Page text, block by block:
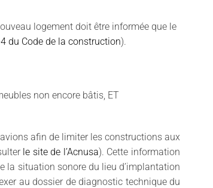
logement doit être informée que le
du Code de la construction).
non encore bâtis, ET
afin de limiter les constructions aux
le site de l’Acnusa). Cette information
la situation sonore du lieu d’implantation
au dossier de diagnostic technique du